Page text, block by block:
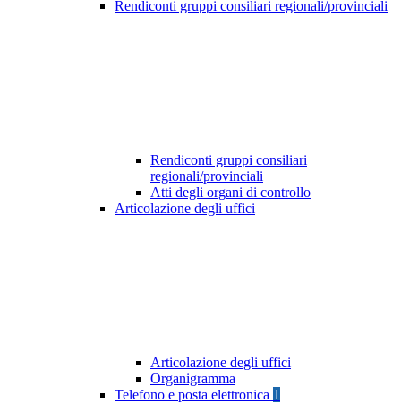
Rendiconti gruppi consiliari regionali/provinciali
Rendiconti gruppi consiliari
regionali/provinciali
Atti degli organi di controllo
Articolazione degli uffici
Articolazione degli uffici
Organigramma
Telefono e posta elettronica 1